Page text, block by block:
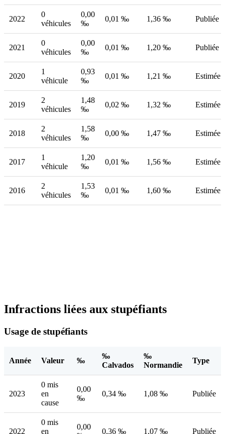
2022
0
véhicules
0,00
‰
0,01 ‰ 1,36 ‰ Publiée
2021
0
véhicules
0,00
‰
0,01 ‰ 1,20 ‰ Publiée
2020
1
véhicule
0,93
‰
0,01 ‰ 1,21 ‰ Estimée
2019
2
véhicules
1,48
‰
0,02 ‰ 1,32 ‰ Estimée
2018
2
véhicules
1,58
‰
0,00 ‰ 1,47 ‰ Estimée
2017
1
véhicule
1,20
‰
0,01 ‰ 1,56 ‰ Estimée
2016
2
véhicules
1,53
‰
0,01 ‰ 1,60 ‰ Estimée
Infractions liées aux stupéfiants
Usage de stupéfiants
Année Valeur ‰
‰
Calvados
‰
Normandie
Type
2023
0 mis
en
cause
0,00
‰
0,34 ‰ 1,08 ‰ Publiée
2022
0 mis
en
0,00
0,36 ‰ 1,07 ‰ Publiée